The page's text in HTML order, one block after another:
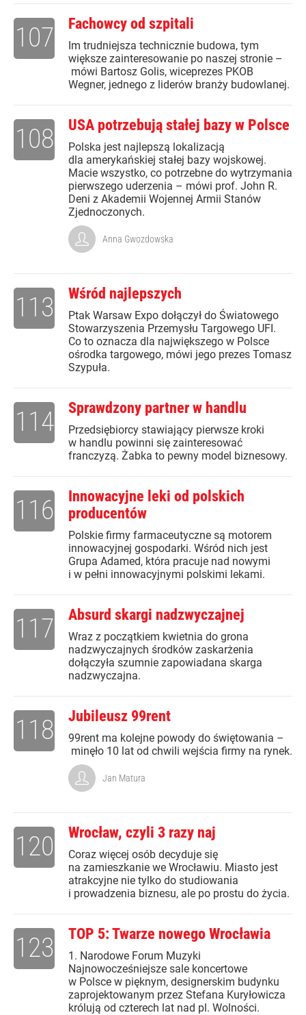
Fachowcy od szpitali
Im trudniejsza technicznie budowa, tym
większe zainteresowanie po naszej stronie –
mówi Bartosz Golis, wiceprezes PKOB
Wegner, jednego z liderów branży budowlanej.
107
USA potrzebują stałej bazy w Polsce
Polska jest najlepszą lokalizacją
dla amerykańskiej stałej bazy wojskowej.
Macie wszystko, co potrzebne do wytrzymania
pierwszego uderzenia – mówi prof. John R.
Deni z Akademii Wojennej Armii Stanów
Zjednoczonych.
108
Anna Gwozdowska
Wśród najlepszych
Ptak Warsaw Expo dołączył do Światowego
Stowarzyszenia Przemysłu Targowego UFI.
Co to oznacza dla największego w Polsce
ośrodka targowego, mówi jego prezes Tomasz
Szypuła.
113
Sprawdzony partner w handlu
Przedsiębiorcy stawiający pierwsze kroki
w handlu powinni się zainteresować
franczyzą. Żabka to pewny model biznesowy.
114
Innowacyjne leki od polskich
producentów
Polskie firmy farmaceutyczne są motorem
innowacyjnej gospodarki. Wśród nich jest
Grupa Adamed, która pracuje nad nowymi
i w pełni innowacyjnymi polskimi lekami.
116
Absurd skargi nadzwyczajnej
Wraz z początkiem kwietnia do grona
nadzwyczajnych środków zaskarżenia
dołączyła szumnie zapowiadana skarga
nadzwyczajna.
117
Jubileusz 99rent
99rent ma kolejne powody do świętowania –
minęło 10 lat od chwili wejścia firmy na rynek.
118
Jan Matura
Wrocław, czyli 3 razy naj
Coraz więcej osób decyduje się
na zamieszkanie we Wrocławiu. Miasto jest
atrakcyjne nie tylko do studiowania
i prowadzenia biznesu, ale po prostu do życia.
120
TOP 5: Twarze nowego Wrocławia
1. Narodowe Forum Muzyki
Najnowocześniejsze sale koncertowe
w Polsce w pięknym, designerskim budynku
zaprojektowanym przez Stefana Kuryłowicza
królują od czterech lat nad pl. Wolności.
123